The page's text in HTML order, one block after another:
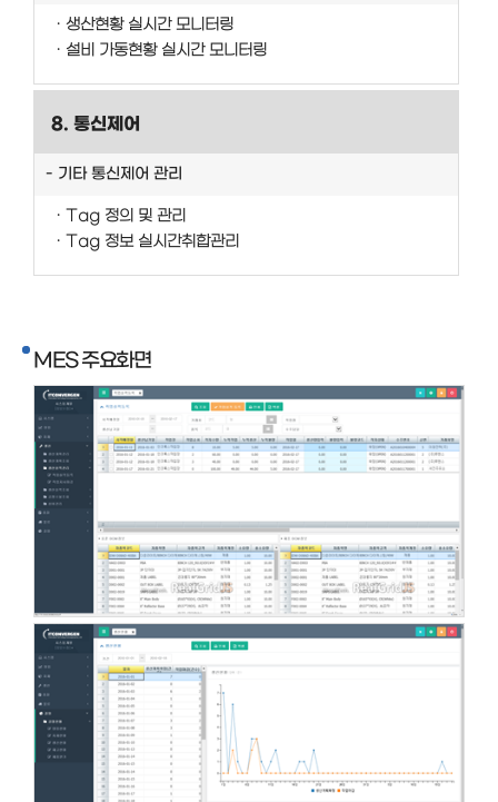
생산현황 실시간 모니터링
설비 가동현황 실시간 모니터링
8. 통신제어
기타 통신제어 관리
Tag 정의 및 관리
Tag 정보 실시간취합관리
MES 주요화면